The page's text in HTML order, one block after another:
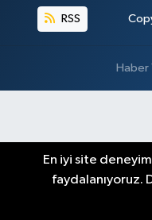
RSS
Haber
En iyi site
faydalanıyoruz.